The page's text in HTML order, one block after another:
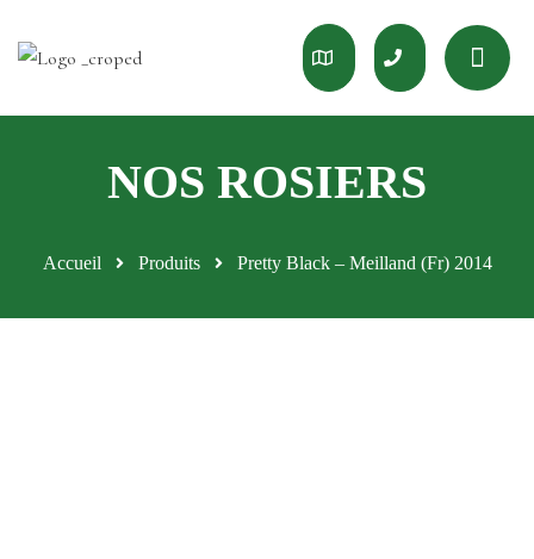
Accueil Produits Pretty Black – Meilland (Fr) 2014